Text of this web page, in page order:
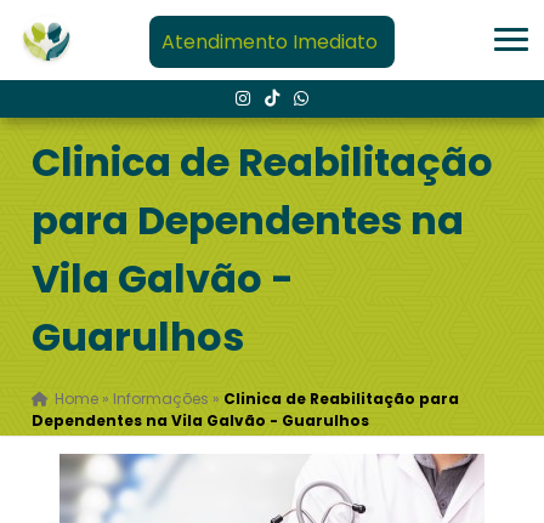
Atendimento Imediato
Clinica de Reabilitação
para Dependentes na
Vila Galvão -
Guarulhos
Home » Informações » Clinica de Reabilitação para
Dependentes na Vila Galvão - Guarulhos